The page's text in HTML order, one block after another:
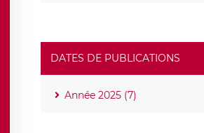
DATES DE PUBLICATIONS
Année 2025 (7)